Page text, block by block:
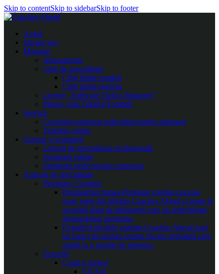
Skip to contentSkip to sidebarSkip to footer
Acasă
Despre noi
Magazin
Abonamente
Cărți de specialitate
Cărți limba română
Cărți limba engleza
Licențe „Software Tactics Manager”
Planșe, folii Taktifol Football
Servicii
Coaching-mentorat individual pentru antrenori
Training camps
Cursuri și seminarii
Cursuri de specializare profesională
Seminarii online
Seminarii perfecționare antrenori
Articole de specialitate
Premium / Gratuite
PremiumSecțiunea Premium conține cea mai
mare parte din librăria Coaches Ahead și poate fi
accesată doar de utilizatorii care au achiziționat
abonamentul premium.
GratuiteArticolele gratuite Coaches Ahead sunt
un punct de pornire pentru fiecare persoană care
aspiră la o poziție de antrenor.
Exerciții
Copii și juniori
5-8 Ani